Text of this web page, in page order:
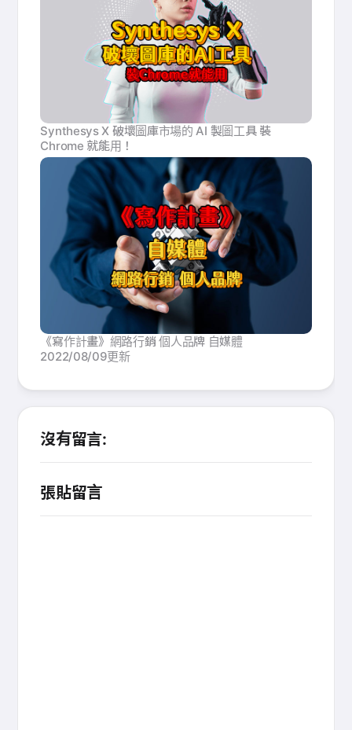
Synthesys X 破壞圖庫市場的 AI 製圖工具 裝
Chrome 就能用！
《寫作計畫》網路行銷 個人品牌 自媒體
2022/08/09更新
沒有留言:
張貼留言